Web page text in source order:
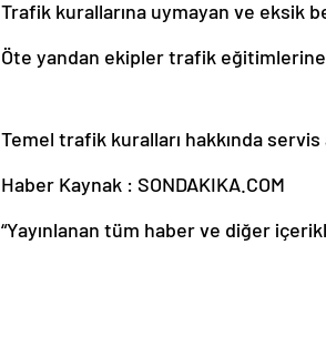
Trafik kurallarına uymayan ve eksik
Öte yandan ekipler trafik
Temel trafik kuralları hakkında
Haber Kaynak : SONDAKIKA.COM
“Yayınlanan tüm haber ve diğer